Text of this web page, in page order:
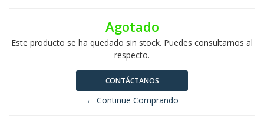
Agotado
Este producto se ha quedado sin stock. Puedes consultarnos al
respecto.
CONTÁCTANOS
← Continue Comprando